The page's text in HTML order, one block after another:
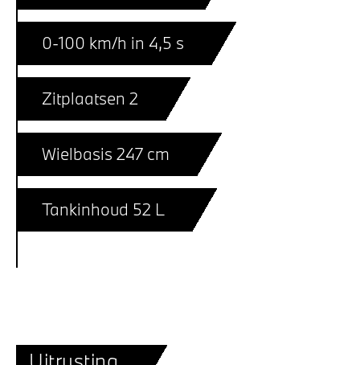
0-100 km/h in 4,5 s
Zitplaatsen 2
Wielbasis 247 cm
Tankinhoud 52 L